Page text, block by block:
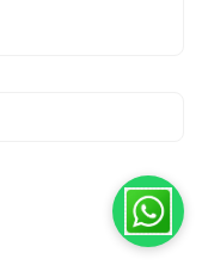
مرحبا اخي 😊